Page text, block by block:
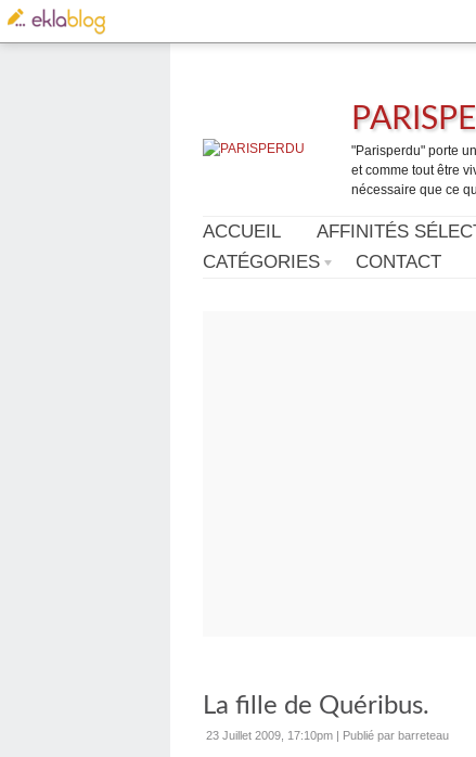
"Parisperdu" porte
et comme tout être
nécessaire que ce
ACCUEIL AFFINITÉS
CATÉGORIES
CONTACT
La fille de Quéribus.
23 Juillet 2009, 17:10pm | Publié par barreteau